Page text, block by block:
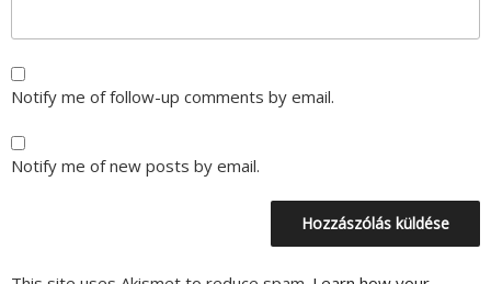
Notify me of follow-up comments by email.
Notify me of new posts by email.